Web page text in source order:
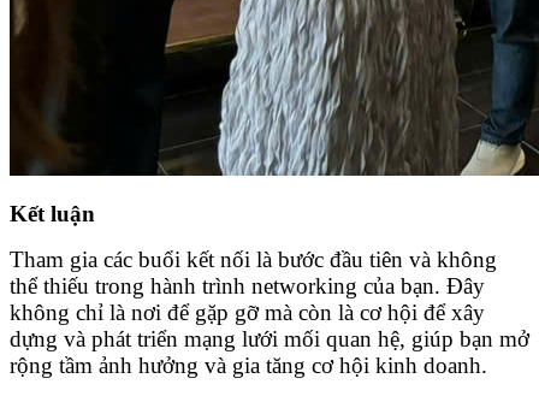
Kết luận
Tham gia các buổi kết nối là bước đầu tiên và không
thể thiếu trong hành trình networking của bạn. Đây
không chỉ là nơi để gặp gỡ mà còn là cơ hội để xây
dựng và phát triển mạng lưới mối quan hệ, giúp bạn mở
rộng tầm ảnh hưởng và gia tăng cơ hội kinh doanh.